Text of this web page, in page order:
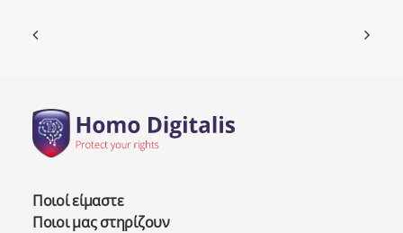
Ποιοί είμαστε
Ποιοι μας στηρίζουν